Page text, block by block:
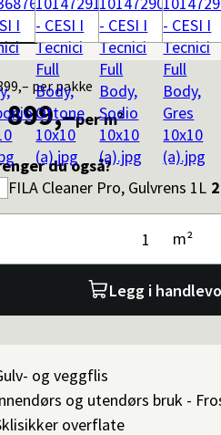
per pakke
899,–per m²
du også?
FILA Cleaner Pro, Gulvrens 1L
m²
Legg i
og veggflis
og utendørs bruk -
overflate